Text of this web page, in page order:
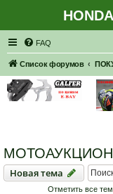
FAQ
Список форумов
МОТОАУКЦИОН
Новая тема
Новаятема
Отметить все